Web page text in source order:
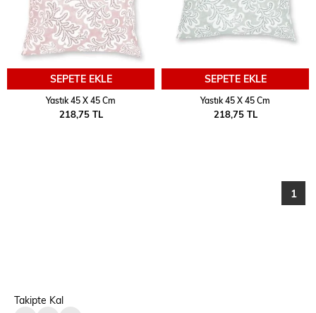
SEPETE EKLE
Yastık 45 X 45 Cm
218,75 TL
SEPETE EKLE
Yastık 45 X 45 Cm
218,75 TL
1
Takipte Kal